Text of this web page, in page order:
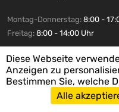
WABECO
WC-Ente(+2)
WC frisch(+2)
WEDO®(+13)
Weidmüller(+1)
Montag-Donnerstag: 8:00 -
Freitag: 8:00 - 14:00 Uhr
info@buerotec-gruppe.de
Zahlungsmethoden
Diese Webseite
Anzeigen zu
Bestimmen Sie, welche
Alle